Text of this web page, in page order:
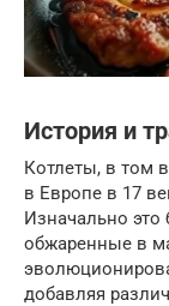
История и
Котлеты, в том
в Европе в 17
Изначально
обжаренные в
добавляя